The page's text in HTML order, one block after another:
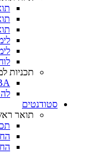
תכניות
סטודנטים
תואר